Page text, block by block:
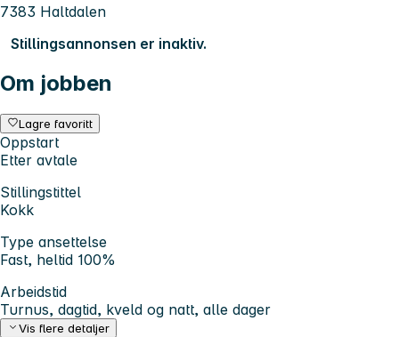
7383 Haltdalen
Stillingsannonsen er inaktiv.
Om jobben
Lagre favoritt
Oppstart
Etter avtale
Stillingstittel
Kokk
Type ansettelse
Fast, heltid 100%
Arbeidstid
Turnus, dagtid, kveld og natt, alle dager
Vis flere detaljer